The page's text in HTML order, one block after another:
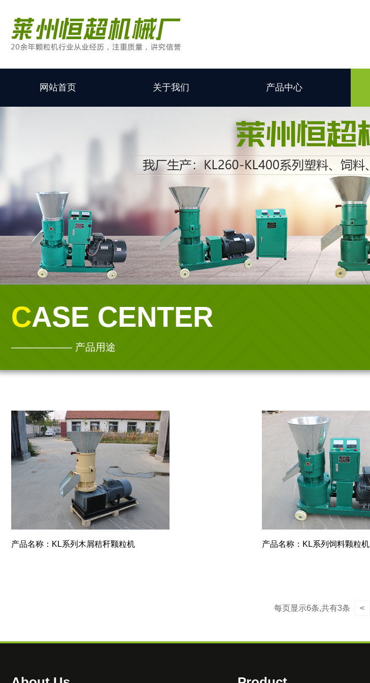
网站首页 关于我们 产品中心
CASE CENTER
—————— 产品用途
产品名称：KL系列木屑秸秆颗粒机 产品名称：KL系列饲料颗粒机
每页显示6条,共有3条 <